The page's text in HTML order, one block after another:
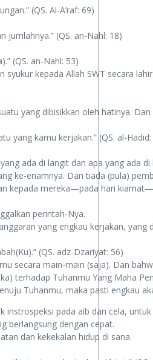
(QS. Al-A’raf: 69)
(QS. an-Nahl: 18)
(QS. an-Nahl: 53)
kepada Allah SWT secara
yang dibisikkan oleh hatinya.
yang kamu kerjakan.” (QS. al-Hadid:
ada di langit dan apa yang ada
ke-enamnya. Dan tiada (pula)
kepada mereka—pada hari
perintah-Nya.
yang engkau kerjakan,
(QS. adz-Dzariyat: 56)
secara main-main (saja). Dan
terhadap Tuhanmu Yang Maha
Tuhanmu, maka pasti engkau
pada aib dan cela,
berlangsung dengan cepat.
dan kekekalan hidup di sana.